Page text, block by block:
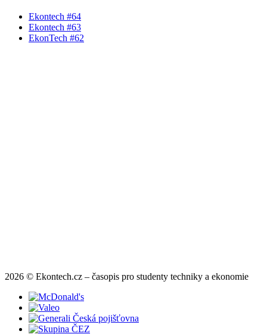
Ekontech #64
Ekontech #63
EkonTech #62
2026 © Ekontech.cz – časopis pro studenty techniky a ekonomie